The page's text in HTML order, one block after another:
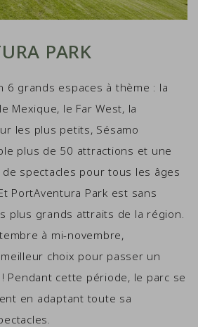
PARK
6 grands espaces à thème : la
Mexique, le Far West, la
les plus petits, Sésamo
plus de 50 attractions et une
spectacles pour tous les âges
PortAventura Park est sans
plus grands attraits de la région.
à mi-novembre,
choix pour passer un
Pendant cette période, le parc se
en adaptant toute sa